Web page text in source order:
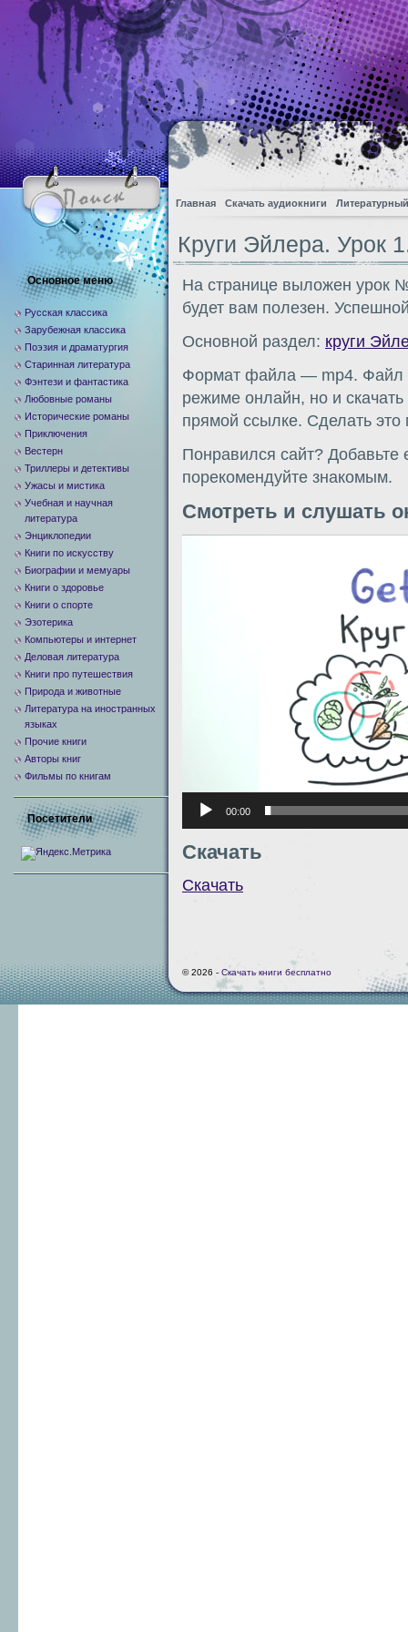
Главная Скачать аудиокниги
Круги Эйлера. Урок
На странице выложен урок
будет вам полезен.
Основной раздел: круги
Формат файла — mp4. Файл
режиме онлайн, но и
прямой ссылке. Сделать
Понравился сайт? Добавьте
порекомендуйте знакомым.
Смотреть и слушать
00:00
Скачать
Скачать
Основное меню
Русская классика
Зарубежная классика
Поэзия и драматургия
Старинная литература
Фэнтези и фантастика
Любовные романы
Исторические романы
Приключения
Вестерн
Триллеры и детективы
Ужасы и мистика
Учебная и научная
литература
Энциклопедии
Книги по искусству
Биографии и мемуары
Книги о здоровье
Книги о спорте
Эзотерика
Компьютеры и интернет
Деловая литература
Книги про путешествия
Природа и животные
Литература на иностранных
языках
Прочие книги
Авторы книг
Фильмы по книгам
Посетители
© 2026 - Скачать книги бесплатно